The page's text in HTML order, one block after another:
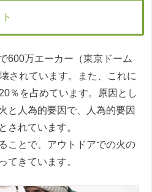
600万エーカー（東京ドーム
されています。また、これに
％を占めています。原因とし
と人為的要因で、人為的要因
されています。
ことで、アウトドアでの火の
てきています。